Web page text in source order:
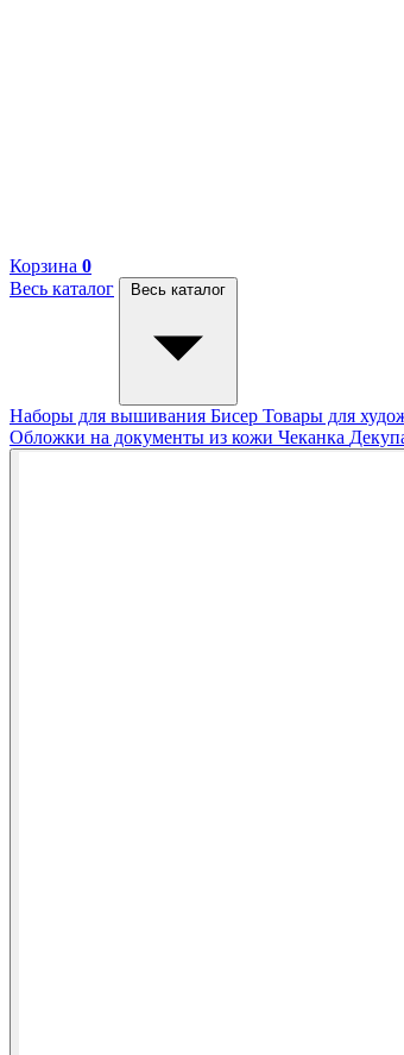
Корзина 0
Весь каталог
Весь каталог
Наборы для вышивания Бисер Товары для
Обложки на документы из кожи Чеканка